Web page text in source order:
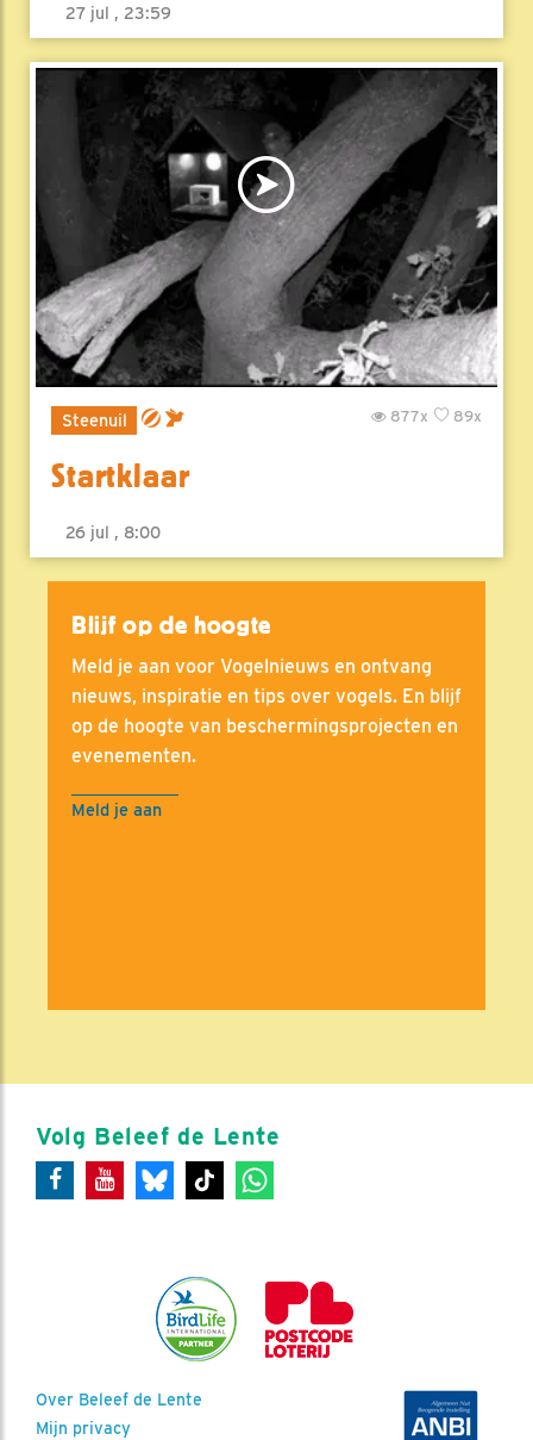
27 jul , 23:59
Steenuil 89x
877x
Startklaar
26 jul , 8:00
Blijf op de hoogte
Meld je aan voor Vogelnieuws en ontvang
nieuws, inspiratie en tips over vogels. En blijf
op de hoogte van beschermingsprojecten en
evenementen.
Meld je aan
Volg Beleef de Lente
Over Beleef de Lente
Mijn privacy